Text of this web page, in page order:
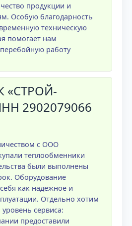
продукции и
Особую благодарность
техническую
помогает нам
работу
«СТРОЙ-
2902079066
с ООО
теплообменники
были выполнены
Оборудование
как надежное и
Отдельно хотим
сервиса:
предоставили